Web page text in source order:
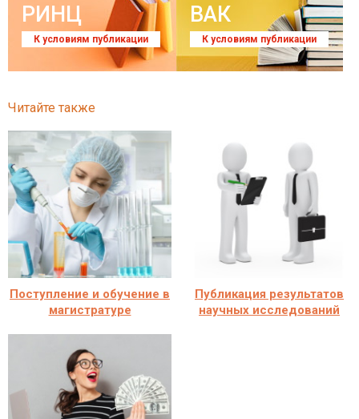
РИНЦ
К условиям публикации
ВАК
К условиям публикации
Читайте также
Поступление и обучение в
магистратуре
Публикация результатов
научных исследований